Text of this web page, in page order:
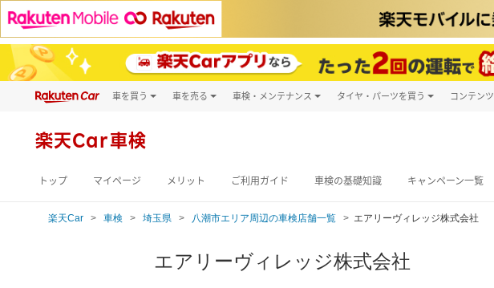
車を買う
新車
車を売る 車検・メンテナンス タイヤ・パーツを買う コンテンツ
楽天Car車検
トップ マイページ メリット ご利用ガイド 車検の基礎知識 キャンペーン一覧
楽天Car 車検 埼玉県 八潮市エリア周辺の車検店舗一覧 エアリーヴィレッジ株式会社
エアリーヴィレッジ株式会社